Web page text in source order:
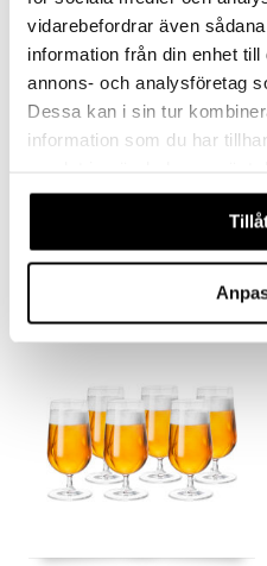
vidarebefordrar även
information från din enhet
annons- och analysföretag
Dessa kan i sin tur
information som du har
våra cookies vid fortsatt
176 kr